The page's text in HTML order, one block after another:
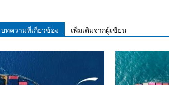
บทความที่เกี่ยวข้อง เพิ่มเติมจากผู้เขียน